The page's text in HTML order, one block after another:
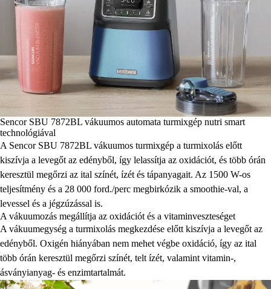
Sencor SBU 7872BL vákuumos automata turmixgép nutri smart
technológiával
A Sencor SBU 7872BL vákuumos turmixgép a turmixolás előtt
kiszívja a levegőt az edényből, így lelassítja az oxidációt, és több órán
keresztül megőrzi az ital színét, ízét és tápanyagait. Az 1500 W-os
teljesítmény és a 28 000 ford./perc megbirkózik a smoothie-val, a
levessel és a jégzúzással is.
A vákuumozás megállítja az oxidációt és a vitaminveszteséget
A vákuumegység a turmixolás megkezdése előtt kiszívja a levegőt az
edényből. Oxigén hiányában nem mehet végbe oxidáció, így az ital
több órán keresztül megőrzi színét, telt ízét, valamint vitamin-,
ásványianyag- és enzimtartalmát.